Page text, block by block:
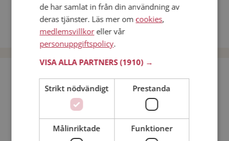
Andra singlar från Stockholm
Dejta män i Sverige
Dejta kvinnor i Sverige
Bli medlem utan kostnad!
Kvinna
Min ålder:
de har samlat in från din användning av
deras tjänster. Läs mer om cookies,
medlemsvillkoreller vår
personuppgiftspolicy.
VISA ALLA PARTNERS(1910) →
Strikt nödvändigt Prestanda
Målinriktade Funktioner